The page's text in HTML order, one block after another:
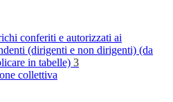
conferiti e autorizzati ai
(dirigenti e non dirigenti) (da
in tabelle) 3
collettiva